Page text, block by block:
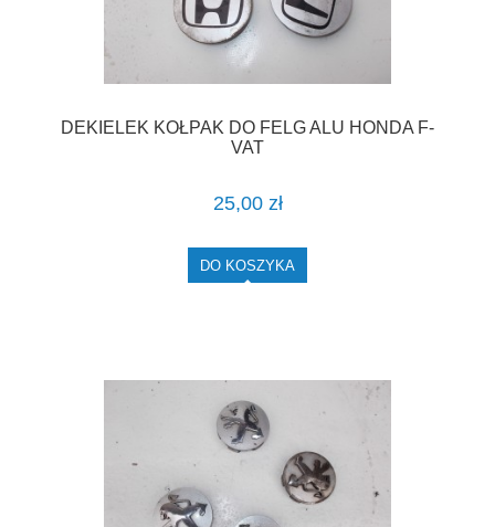
DEKIELEK KOŁPAK DO FELG ALU HONDA F-
VAT
25,00 zł
DO KOSZYKA